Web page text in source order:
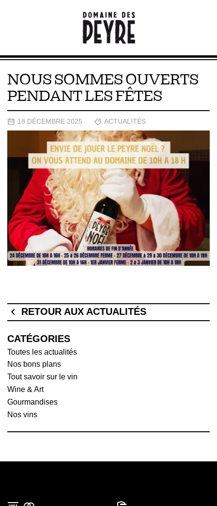
NOUS SOMMES OUVERTS
PENDANT LES FÊTES
18 DÉCEMBRE 2025 ACTUALITÉS
RETOUR AUX ACTUALITÉS
CATÉGORIES
Toutes les actualités
Nos bons plans
Tout savoir sur le vin
Wine & Art
Gourmandises
Nos vins